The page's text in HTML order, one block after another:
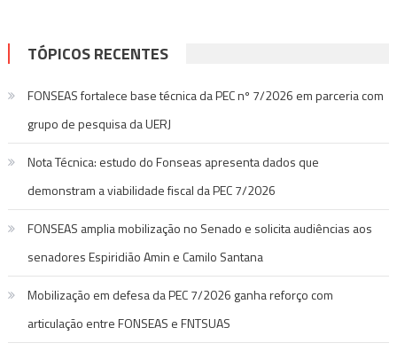
TÓPICOS RECENTES
FONSEAS fortalece base técnica da PEC nº 7/2026 em parceria com
grupo de pesquisa da UERJ
Nota Técnica: estudo do Fonseas apresenta dados que
demonstram a viabilidade fiscal da PEC 7/2026
FONSEAS amplia mobilização no Senado e solicita audiências aos
senadores Espiridião Amin e Camilo Santana
Mobilização em defesa da PEC 7/2026 ganha reforço com
articulação entre FONSEAS e FNTSUAS